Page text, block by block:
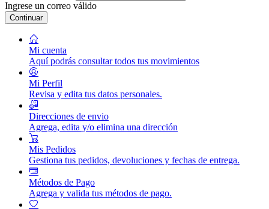
Ingrese un correo válido
Continuar
Mi cuenta
Aquí podrás consultar todos tus movimientos
Mi Perfil
Revisa y edita tus datos personales.
Direcciones de envio
Agrega, edita y/o elimina una dirección
Mis Pedidos
Gestiona tus pedidos, devoluciones y fechas de entrega.
Métodos de Pago
Agrega y valida tus métodos de pago.